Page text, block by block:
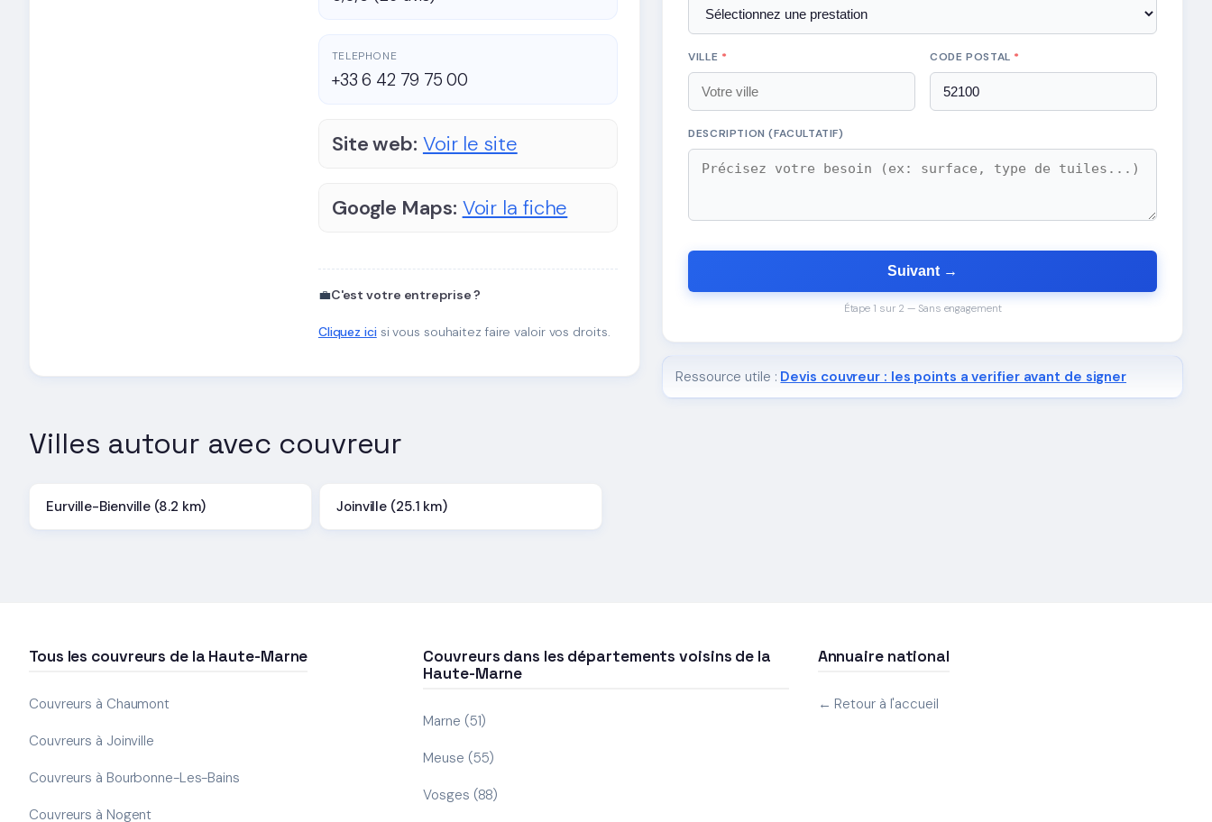
TELEPHONE
+33 6 42 79 75 00
Site web: Voir le site
Google Maps: Voir la fiche
💼C'est votre entreprise ?
Cliquez icisi vous souhaitez faire valoir vos droits.
VILLE * CODE POSTAL *
DESCRIPTION (FACULTATIF)
Suivant →
Étape 1 sur 2 — Sans engagement
Ressource utile : Devis couvreur : les points a verifier avant de signer
Villes autour avec couvreur
Eurville-Bienville (8.2 km) Joinville (25.1 km)
Tous les couvreurs de la Haute-Marne
Couvreurs à Chaumont
Couvreurs à Joinville
Couvreurs à Bourbonne-Les-Bains
Couvreurs à Nogent
Couvreurs dans les départements voisins de la
Haute-Marne
Marne (51)
Meuse (55)
Vosges (88)
Annuaire national
← Retour à l'accueil